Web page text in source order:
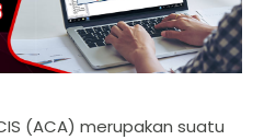
(ACA) merupakan suatu